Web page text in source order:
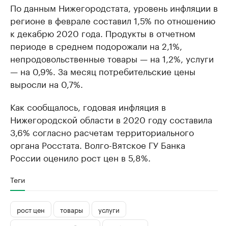
По данным Нижегородстата, уровень инфляции в
регионе в феврале составил 1,5% по отношению
к декабрю 2020 года. Продукты в отчетном
периоде в среднем подорожали на 2,1%,
непродовольственные товары — на 1,2%, услуги
— на 0,9%. За месяц потребительские цены
выросли на 0,7%.
Как сообщалось, годовая инфляция в
Нижегородской области в 2020 году составила
3,6% согласно расчетам территориального
органа Росстата. Волго-Вятское ГУ Банка
России оценило рост цен в 5,8%.
Теги
рост цен товары
услуги